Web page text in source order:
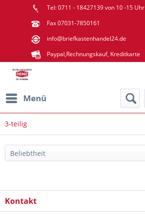
Tel: 0711 - 18427139 von 10 -15 Uhr
Fax 07031-7850161
info@briefkastenhandel24.de
Paypal,Rechnungskauf, Kreditkarte
Menü
3-teilig
Kontakt